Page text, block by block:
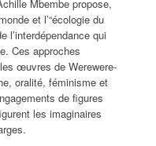
Mbembe propose,
et l’“écologie du
l’interdépendance qui
Ces approches
œuvres de Werewere-
oralité, féminisme et
de figures
les imaginaires